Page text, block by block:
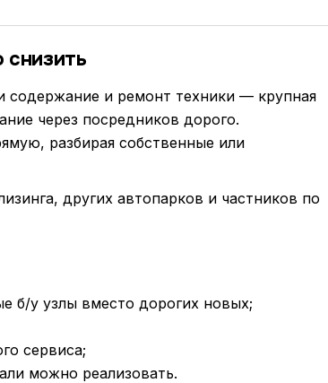
содержание и ремонт техники — крупная
через посредников дорого.
разбирая собственные или
других автопарков и частников по
б/у узлы вместо дорогих новых;
сервиса;
можно реализовать.